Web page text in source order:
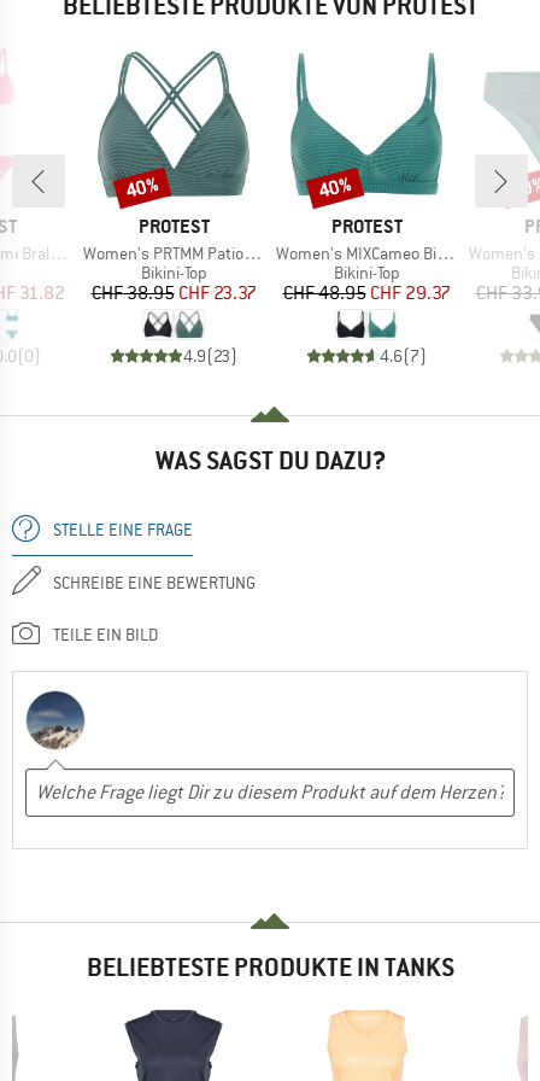
Bikini
Preis
31.82
(0)
MARKE
PROTEST
Artikel
Women's PRTMM Patio Triangle
Produktgruppe
Bikini-Top
Preis
CHF 38.95reduzierter Preis
CHF 23.37
4.9(23)
Rabatt
40%
MARKE
PROTEST
Artikel
Women's MIXCameo Bikini Top BCD-Cup
Produktgruppe
Bikini-Top
Preis
CHF 48.95reduzierter Preis
CHF 29.37
4.6(7)
Rabatt
40%
Artikel
Women's
CHF
WAS SAGST DU DAZU?
STELLE EINE FRAGE
SCHREIBE EINE BEWERTUNG
TEILE EIN BILD
BELIEBTESTE PRODUKTE IN TANKS